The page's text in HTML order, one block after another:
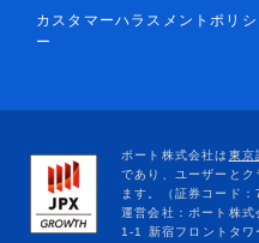
カスタマーハラスメントポリシ
ー